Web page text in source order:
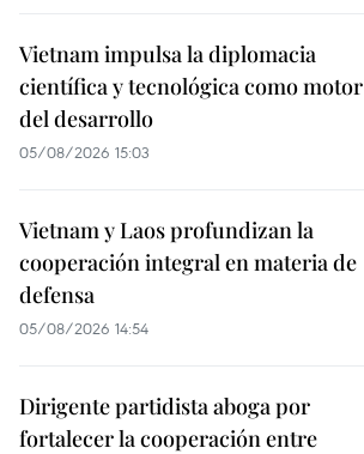
Vietnam impulsa la diplomacia
científica y tecnológica como motor
del desarrollo
05/08/2026 15:03
Vietnam y Laos profundizan la
cooperación integral en materia de
defensa
05/08/2026 14:54
Dirigente partidista aboga por
fortalecer la cooperación entre